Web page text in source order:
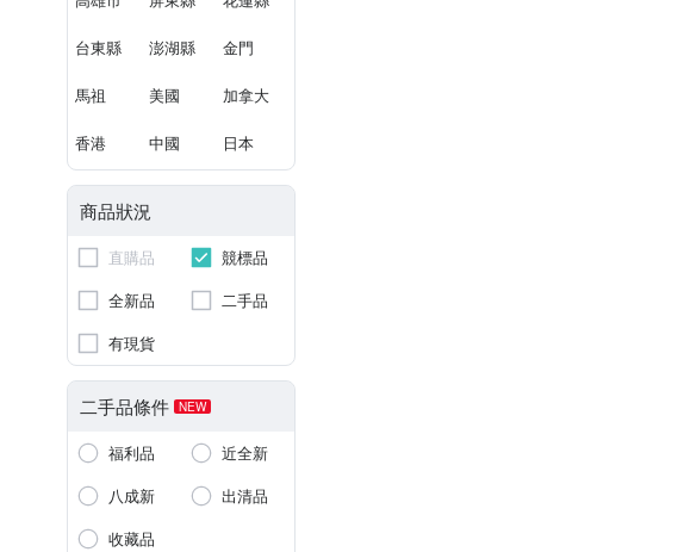
台東縣 澎湖縣 金門
馬祖 美國 加拿大
香港 中國 日本
商品狀況
直購品
競標品
全新品
二手品
有現貨
二手品條件 NEW
福利品
近全新
八成新
出清品
收藏品